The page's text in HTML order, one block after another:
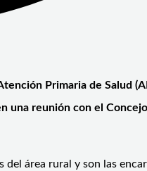
Primaria de Salud
una reunión con el
área rural y son las